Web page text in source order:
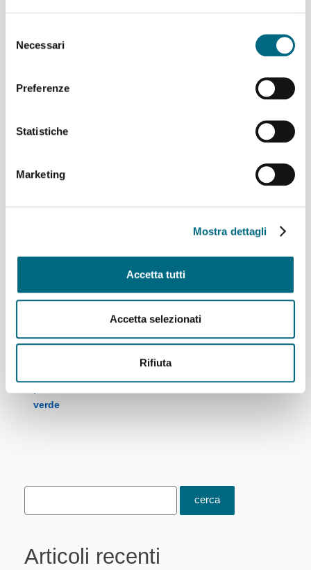
delNecessari
Preferenze
Statistiche
Marketing
Mostra dettagli
Accetta tutti
Accetta selezionati
Rifiuta
Funicolare Sant’Anna,
servizio ripristinato
Funicolare Sant’Anna,
verde
Articoli recenti